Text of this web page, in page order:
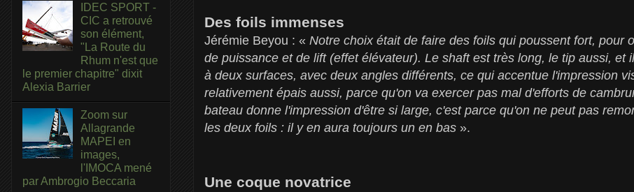
Des foils immenses
Jérémie Beyou : « Notre choix était de faire des foils qui poussent fort, pour
de puissance et de lift (effet élévateur). Le shaft est très long, le tip aussi, et
à deux surfaces, avec deux angles différents, ce qui accentue l'impression
relativement épais aussi, parce qu'on va exercer pas mal d'efforts de
bateau donne l'impression d'être si large, c'est parce qu'on ne peut pas
les deux foils : il y en aura toujours un en bas ».
Une coque novatrice
IDEC SPORT -
CIC a retrouvé
son élément,
"La Route du
Rhum n'est que
le premier chapitre" dixit
Alexia Barrier
Zoom sur
Allagrande
MAPEI en
images,
l'IMOCA mené
par Ambrogio Beccaria